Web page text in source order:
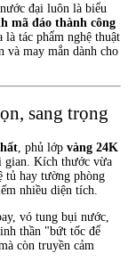
đại luôn là biểu
mã đáo thành công
tác phẩm nghệ thuật
và may mắn dành cho
sang trọng
, phủ lớp vàng 24K
gian. Kích thước vừa
tủ hay tường phòng
nhiều diện tích.
vó tung bụi nước,
thần "bứt tốc để
còn truyền cảm